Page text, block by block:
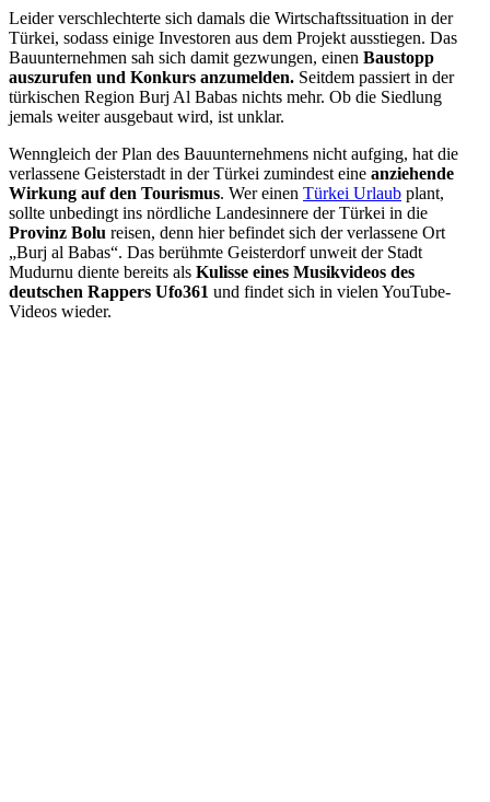
Leider verschlechterte sich damals die Wirtschaftssituation in der
Türkei, sodass einige Investoren aus dem Projekt ausstiegen. Das
Bauunternehmen sah sich damit gezwungen, einen Baustopp
auszurufen und Konkurs anzumelden. Seitdem passiert in der
türkischen Region Burj Al Babas nichts mehr. Ob die Siedlung
jemals weiter ausgebaut wird, ist unklar.
Wenngleich der Plan des Bauunternehmens nicht aufging, hat die
verlassene Geisterstadt in der Türkei zumindest eine anziehende
Wirkung auf den Tourismus. Wer einen Türkei Urlaub plant,
sollte unbedingt ins nördliche Landesinnere der Türkei in die
Provinz Bolu reisen, denn hier befindet sich der verlassene Ort
„Burj al Babas“. Das berühmte Geisterdorf unweit der Stadt
Mudurnu diente bereits als Kulisse eines Musikvideos des
deutschen Rappers Ufo361 und findet sich in vielen YouTube-
Videos wieder.